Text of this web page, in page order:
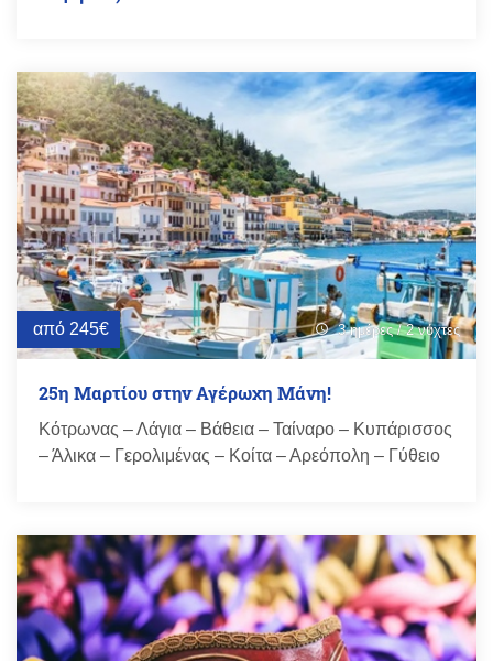
από 245€ schedule 3 ημέρες / 2 νύχτες
25η Μαρτίου στην Αγέρωχη Μάνη!
Κότρωνας – Λάγια – Βάθεια – Ταίναρο – Κυπάρισσος
– Άλικα – Γερολιμένας – Κοίτα – Αρεόπολη – Γύθειο